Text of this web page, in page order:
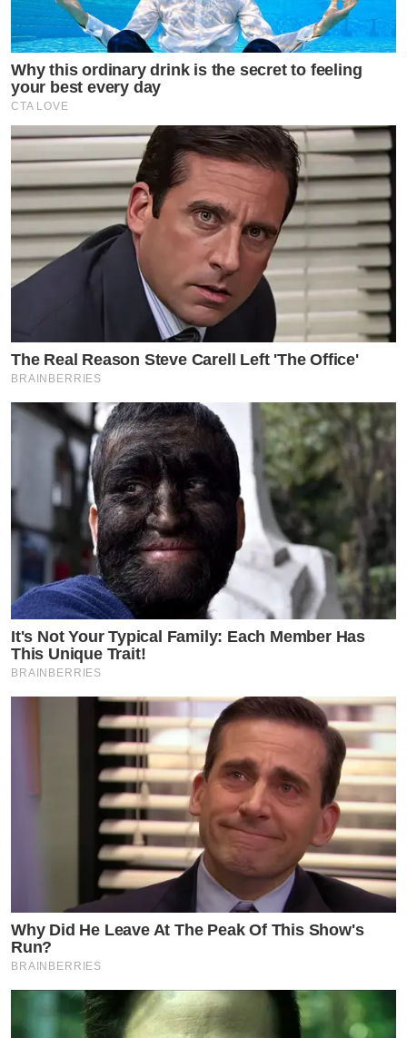
Why this ordinary drink is the secret to feeling
your best every day
CTA LOVE
The Real Reason Steve Carell Left 'The Office'
BRAINBERRIES
It's Not Your Typical Family: Each Member Has
This Unique Trait!
BRAINBERRIES
Why Did He Leave At The Peak Of This Show's
Run?
BRAINBERRIES